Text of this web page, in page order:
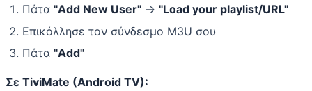
Πάτα "Add New User" → "Load your playlist/URL"
Επικόλλησε τον σύνδεσμο M3U σου
Πάτα "Add"
Σε TiviMate (Android TV):